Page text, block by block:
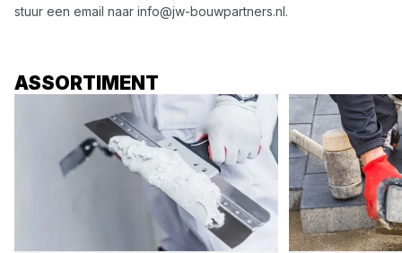
stuur een email naar info@jw-bouwpartners.nl.
ASSORTIMENT